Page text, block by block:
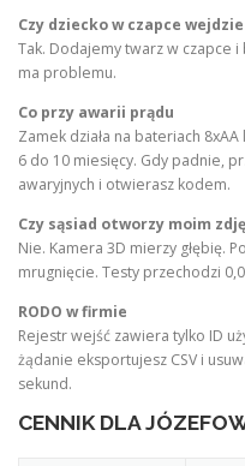
Czy dziecko w czapce wejdzie
Tak. Dodajemy twarz w czapce i
ma problemu.
Co przy awarii prądu
Zamek działa na bateriach
6 do 10 miesięcy. Gdy padnie,
awaryjnych i otwierasz kodem.
Czy sąsiad otworzy moim
Nie. Kamera 3D mierzy głębię.
mrugnięcie. Testy przechodzi
RODO w firmie
Rejestr wejść zawiera tylko ID
żądanie eksportujesz CSV i
sekund.
CENNIK DLA